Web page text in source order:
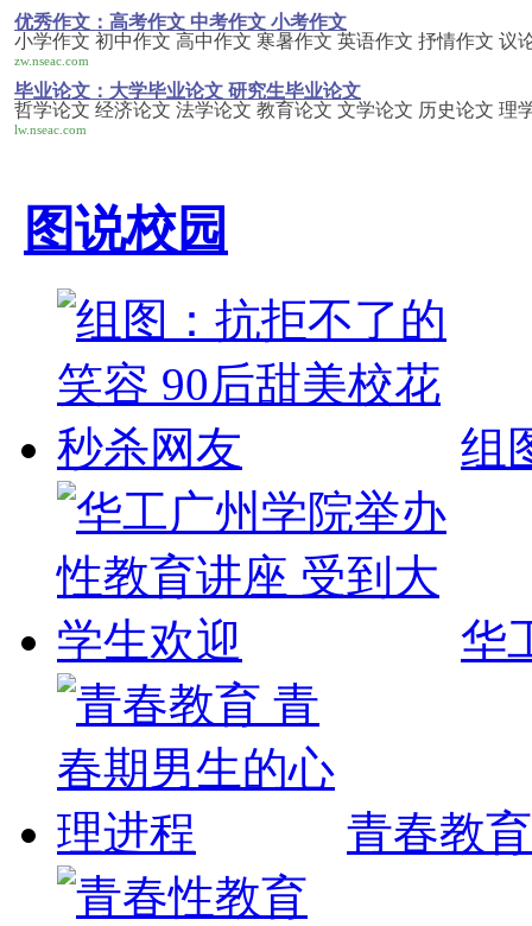
优秀作文：高考作文 中考作文 小考作文
小学作文 初中作文 高中作文 寒暑作文 英语作文 抒情作文 议
zw.nseac.com
毕业论文：大学毕业论文 研究生毕业论文
哲学论文 经济论文 法学论文 教育论文 文学论文 历史论文 理
lw.nseac.com
图说校园
组
华
青春教